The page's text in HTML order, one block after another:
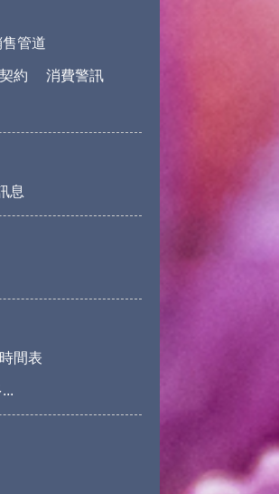
管道
約 消費警訊
息
間表